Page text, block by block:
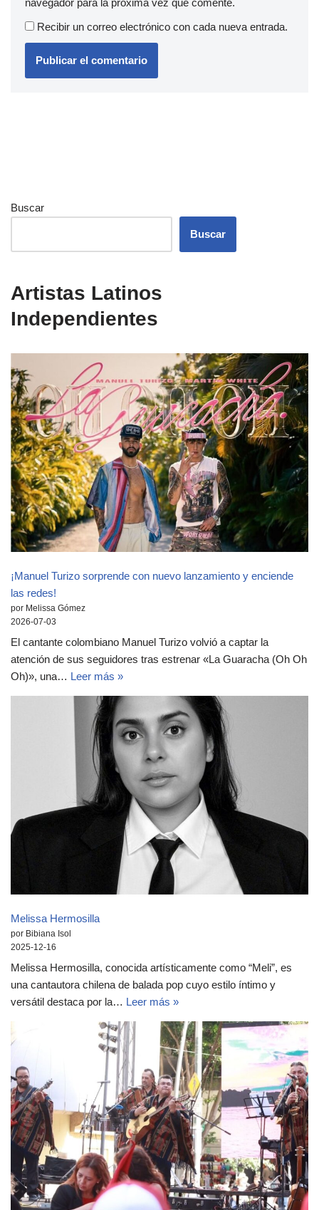
navegador para la próxima vez que comente.
Recibir un correo electrónico con cada nueva entrada.
Buscar
Buscar
Artistas Latinos
Independientes
¡Manuel Turizo sorprende con nuevo lanzamiento y enciende
las redes!
por Melissa Gómez
2026-07-03
El cantante colombiano Manuel Turizo volvió a captar la
atención de sus seguidores tras estrenar «La Guaracha (Oh Oh
Oh)», una… Leer más »
Melissa Hermosilla
por Bibiana Isol
2025-12-16
Melissa Hermosilla, conocida artísticamente como “Meli”, es
una cantautora chilena de balada pop cuyo estilo íntimo y
versátil destaca por la… Leer más »